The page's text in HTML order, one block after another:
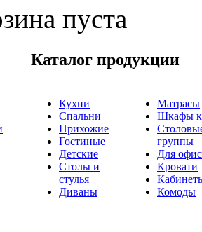
пуста
Каталог продукции
Кухни
Спальни
Прихожие
Гостиные
Детские
Столы и
стулья
Диваны
Матрасы
Шкафы
группы
Для
Кровати
Комоды